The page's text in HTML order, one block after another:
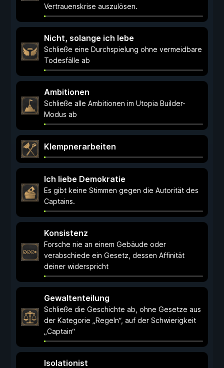
Vertrauenskrise auszulösen.
Nicht, solange ich lebe
Schließe eine Durchspielung ohne vermeidbare
Todesfälle ab
Ambitionen
Schließe alle Ambitionen im Utopia Builder-
Modus ab
Klempnerarbeiten
Ich liebe Demokratie
Es gibt keine Stimmen gegen die Autorität des
Captains.
Konsistenz
Forsche nie an einem Gebäude oder
verabschiede ein Gesetz, dessen Affinität
deiner widerspricht
Gewaltenteilung
Schließe die Geschichte ab, ohne Gesetze aus
der Kategorie „Regeln“, auf der Schwierigkeit
„Captain“
Isolationist